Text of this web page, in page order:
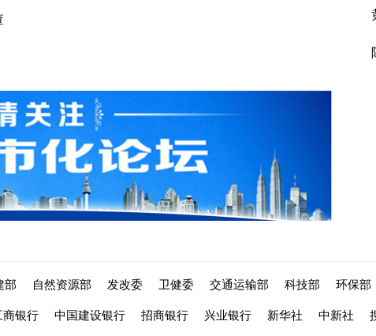
部 自然资源部 发改委 卫健委 交通运输部 科技部 环保部
商银行 中国建设银行 招商银行 兴业银行 新华社 中新社